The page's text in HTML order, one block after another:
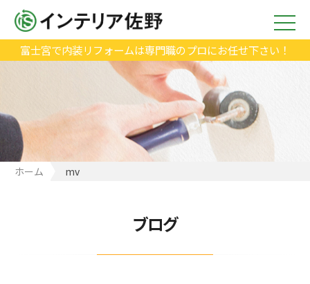
富士宮で内装リフォームは専門職のプロにお任せ下さい！
ホーム mv
ブログ